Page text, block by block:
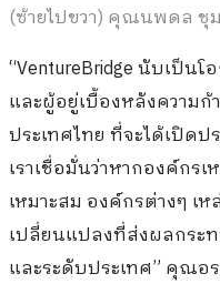
(ซ้ายไปขวา) คุณนพดล
“VentureBridge นับเป็น
และผู้อยู่เบื้องหลังความก้
ประเทศไทย ที่จะได้เปิด
เราเชื่อมั่นว่าหากองค์กร
เหมาะสม องค์กรต่างๆ เ
เปลี่ยนแปลงที่ส่งผลกระ
และระดับประเทศ” คุณอ